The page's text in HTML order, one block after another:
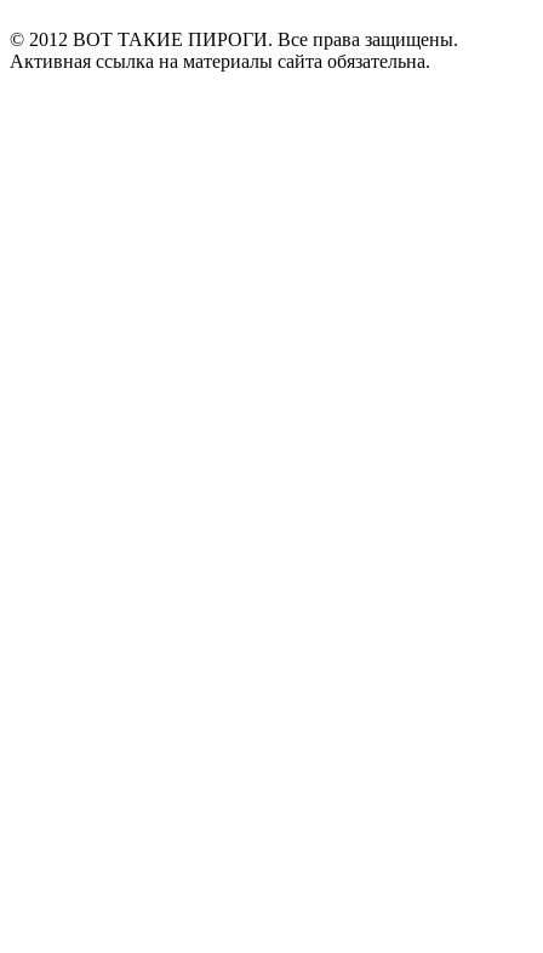
© 2012 ВОТ ТАКИЕ ПИРОГИ. Все права защищены.
Активная ссылка на материалы сайта обязательна.